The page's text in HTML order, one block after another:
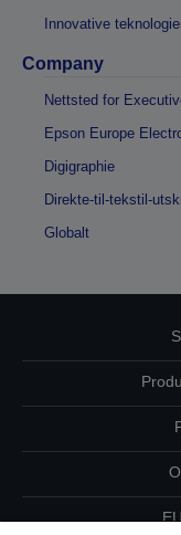
Innovative
Company
Nettsted for
Epson Europe
Digigraphie
Direkte-til-tekstil-
Globalt